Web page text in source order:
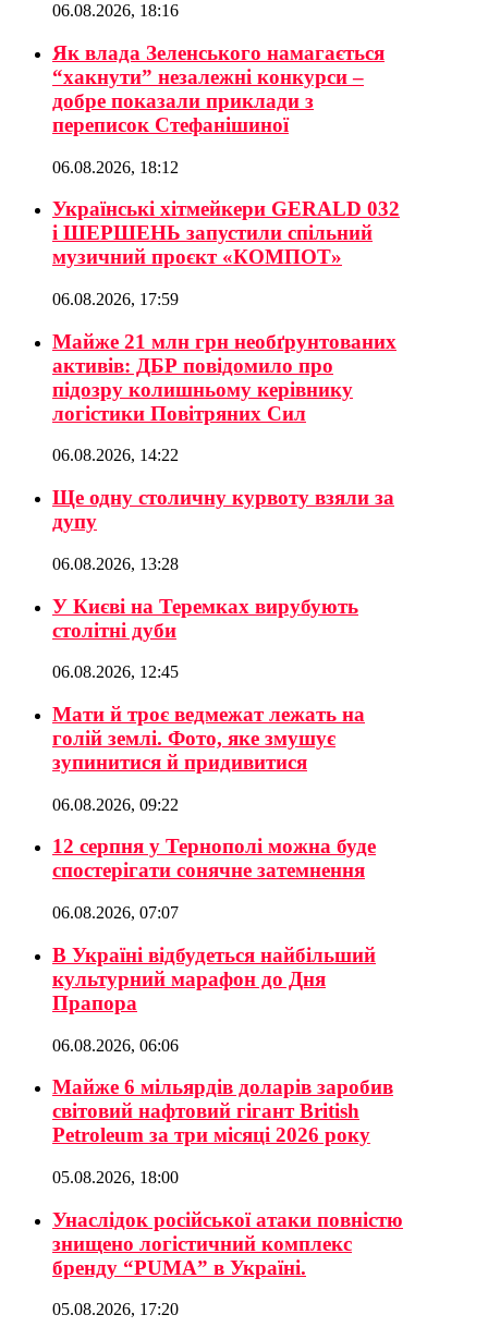
06.08.2026, 18:16
Як влада Зеленського намагається
“хакнути” незалежні конкурси –
добре показали приклади з
переписок Стефанішиної
06.08.2026, 18:12
Українські хітмейкери GERALD 032
і ШЕРШЕНЬ запустили спільний
музичний проєкт «КОМПОТ»
06.08.2026, 17:59
Майже 21 млн грн необґрунтованих
активів: ДБР повідомило про
підозру колишньому керівнику
логістики Повітряних Сил
06.08.2026, 14:22
Ще одну столичну курвоту взяли за
дупу
06.08.2026, 13:28
У Києві на Теремках вирубують
столітні дуби
06.08.2026, 12:45
Мати й троє ведмежат лежать на
голій землі. Фото, яке змушує
зупинитися й придивитися
06.08.2026, 09:22
12 серпня у Тернополі можна буде
спостерігати сонячне затемнення
06.08.2026, 07:07
В Україні відбудеться найбільший
культурний марафон до Дня
Прапора
06.08.2026, 06:06
Майже 6 мільярдів доларів заробив
світовий нафтовий гігант British
Petroleum за три місяці 2026 року
05.08.2026, 18:00
Унаслідок російської атаки повністю
знищено логістичний комплекс
бренду “PUMA” в Україні.
05.08.2026, 17:20